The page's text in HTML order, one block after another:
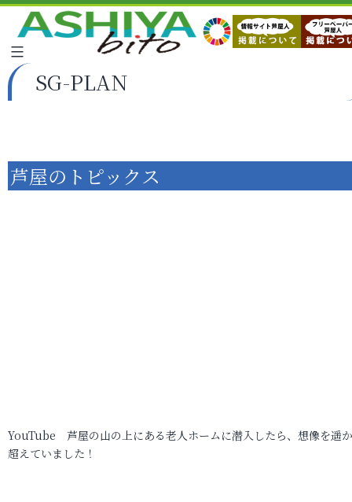
SG-PLAN
芦屋のトピックス
YouTube 芦屋の山の上にある老人ホームに潜入したら、想像を遥
超えていました！